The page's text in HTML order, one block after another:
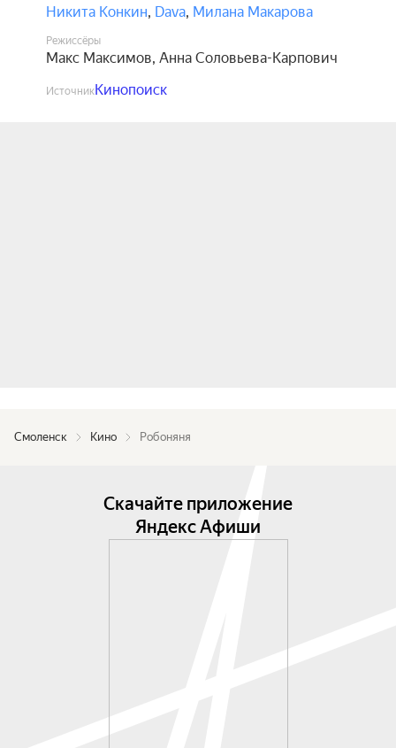
Никита Конкин, Dava, Милана Макарова
Режиссёры
Макс Максимов, Анна Соловьева-Карпович
ИсточникКинопоиск
Смоленск Кино Робоняня
Скачайте приложение
Яндекс Афиши